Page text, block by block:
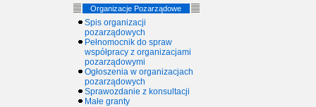
Organizacje Pozarządowe
Spis organizacji
pozarządowych
Pełnomocnik do spraw
współpracy z organizacjami
pozarządowymi
Ogłoszenia w organizacjach
pozarządowych
Sprawozdanie z konsultacji
Małe granty